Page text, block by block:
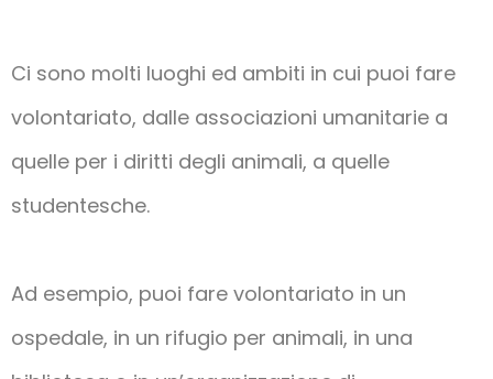
Ci sono molti luoghi ed ambiti in cui puoi fare
volontariato, dalle associazioni umanitarie a
quelle per i diritti degli animali, a quelle
studentesche.
Ad esempio, puoi fare volontariato in un
ospedale, in un rifugio per animali, in una